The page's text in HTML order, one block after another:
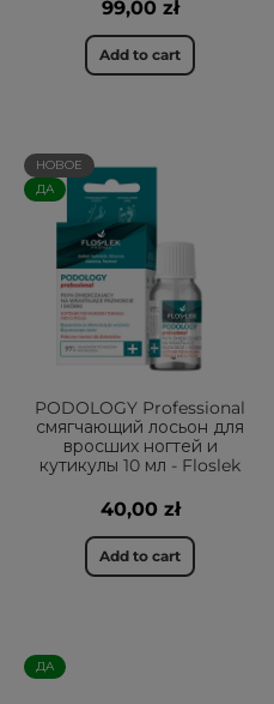
99,00 zł
Add to cart
НОВОЕ
ДА
PODOLOGY Professional
смягчающий лосьон для
вросших ногтей и
кутикулы 10 мл - Floslek
40,00 zł
Add to cart
ДА